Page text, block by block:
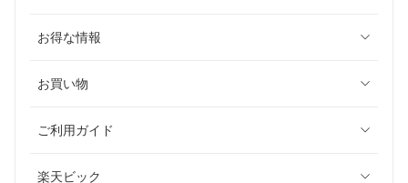
お得な情報
お買い物
ご利用ガイド
楽天ビック